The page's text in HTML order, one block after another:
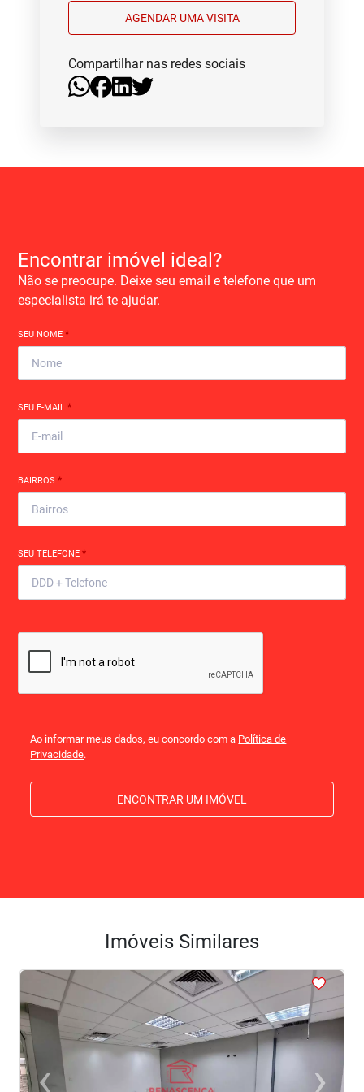
AGENDAR UMA VISITA
Compartilhar nas redes sociais
Encontrar imóvel ideal?
Não se preocupe. Deixe seu email e telefone que um
especialista irá te ajudar.
SEU NOME*
SEU E-MAIL*
BAIRROS*
SEU TELEFONE*
Ao informar meus dados, eu concordo com a Política de
Privacidade.
ENCONTRAR UM IMÓVEL
Imóveis Similares
<
‹Previous ›Next